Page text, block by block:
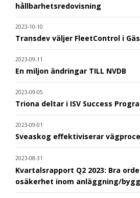
hållbarhetsredovisning
2023-10-10
Transdev väljer FleetControl i
2023-09-11
En miljon ändringar TILL NVDB
2023-09-05
Triona deltar i ISV Success
2023-09-01
Sveaskog effektiviserar
2023-08-31
Kvartalsrapport Q2 2023: Bra
osäkerhet inom anläggning/